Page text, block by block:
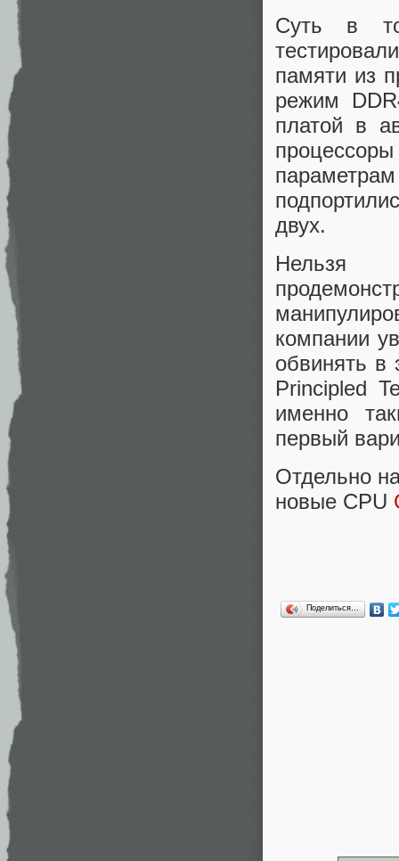
Суть в
памяти из
режим
платой в
двух.
Нельзя
компании
обвинять в
Principled
именно
первый
Отдельно
новые CPU
Поделиться…